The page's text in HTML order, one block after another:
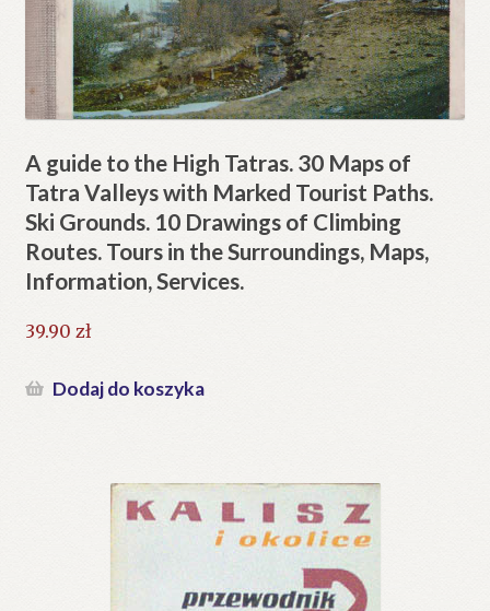
A guide to the High Tatras. 30 Maps of
Tatra Valleys with Marked Tourist Paths.
Ski Grounds. 10 Drawings of Climbing
Routes. Tours in the Surroundings, Maps,
Information, Services.
39.90 zł
Dodaj do koszyka